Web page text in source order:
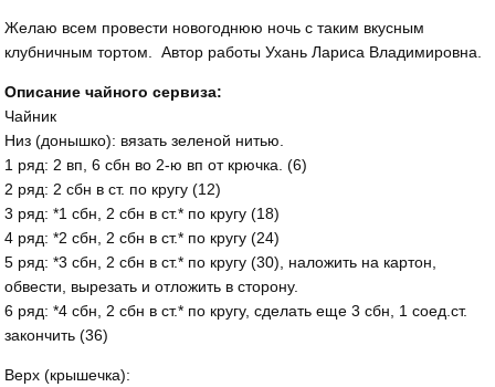
Желаю всем провести новогоднюю ночь с таким вкусным
клубничным тортом. Автор работы Ухань Лариса Владимировна.
Описание чайного сервиза:
Чайник
Низ (донышко): вязать зеленой нитью.
1 ряд: 2 вп, 6 сбн во 2-ю вп от крючка. (6)
2 ряд: 2 сбн в ст. по кругу (12)
3 ряд: *1 сбн, 2 сбн в ст.* по кругу (18)
4 ряд: *2 сбн, 2 сбн в ст.* по кругу (24)
5 ряд: *3 сбн, 2 сбн в ст.* по кругу (30), наложить на картон,
обвести, вырезать и отложить в сторону.
6 ряд: *4 сбн, 2 сбн в ст.* по кругу, сделать еще 3 сбн, 1 соед.ст.
закончить (36)
Верх (крышечка):